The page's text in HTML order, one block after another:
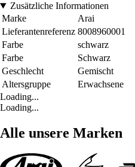
Zusätzliche Informationen
Marke
Arai
Lieferantenreferenz 8008960001
Farbe
schwarz
Farbe
Schwarz
Geschlecht
Gemischt
Altersgruppe
Erwachsene
Loading...
Loading...
Alle unsere Marken